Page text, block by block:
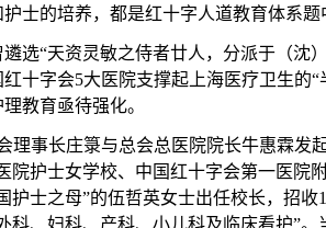
士的培养，都是红十字人道教育体系题
遴选“天资灵敏之侍者廿人，分派于（沈
红十字会5大医院支撑起上海医疗卫生的
教育亟待强化。
理事长庄箓与总会总医院院长牛惠霖发
院护士女学校、中国红十字会第一医院
护士之母”的伍哲英女士出任校长，招收
、妇科、产科、小儿科及临床看护”。